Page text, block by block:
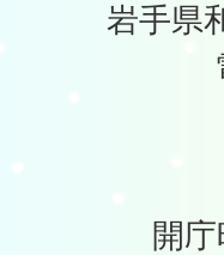
岩手県
開